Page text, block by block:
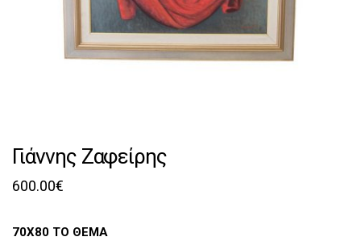
Γιάννης Ζαφείρης
600.00€
70Χ80 ΤΟ ΘΕΜΑ